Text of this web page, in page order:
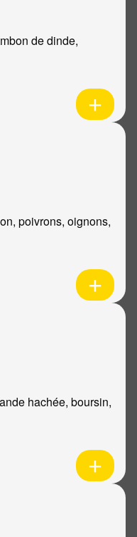
de dinde,
poivrons, oignons,
hachée, boursin,